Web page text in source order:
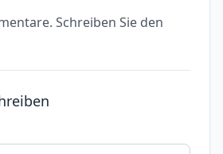
Schreiben Sie den